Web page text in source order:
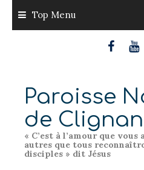
content
Top Menu
Paroisse
de
« C’est à l’amour que
autres que tous
disciples » dit Jésus